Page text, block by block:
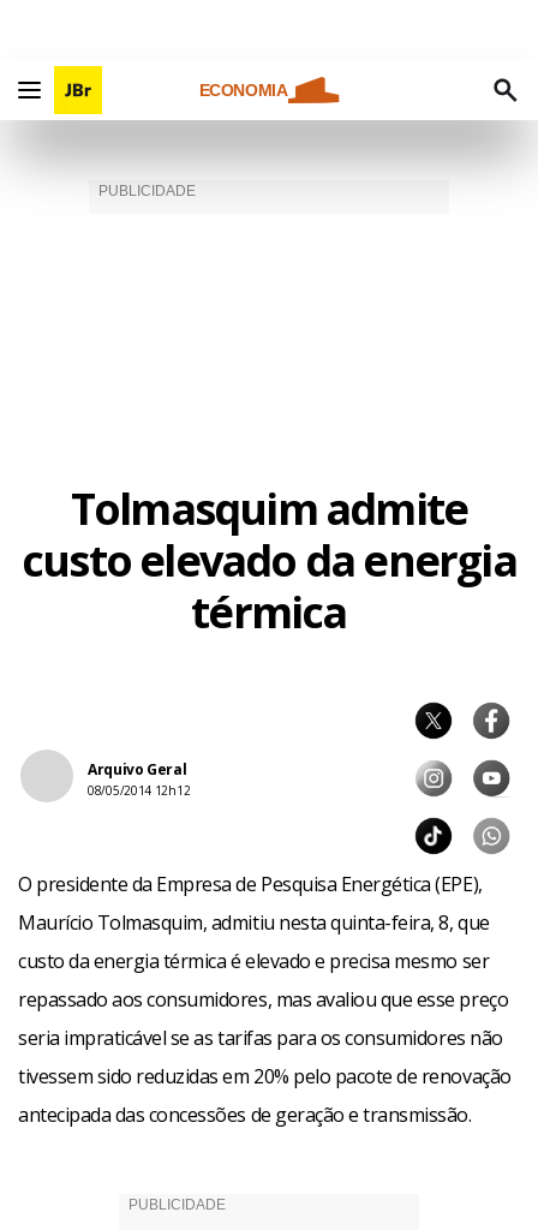
ECONOMIA
Tolmasquim admite
custo elevado da energia
térmica
Arquivo Geral
08/05/2014 12h12
O presidente da Empresa de Pesquisa Energética (EPE),
Maurício Tolmasquim, admitiu nesta quinta-feira, 8, que
custo da energia térmica é elevado e precisa mesmo ser
repassado aos consumidores, mas avaliou que esse preço
seria impraticável se as tarifas para os consumidores não
tivessem sido reduzidas em 20% pelo pacote de renovação
antecipada das concessões de geração e transmissão.